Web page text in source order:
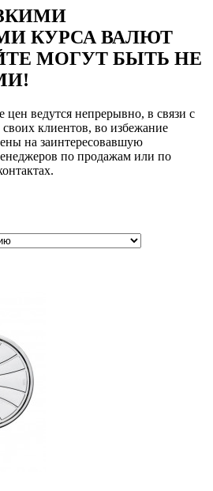
КУРСА ВАЛЮТ
МОГУТ БЫТЬ НЕ
цен ведутся непрерывно, в связи с
клиентов, во избежание
на заинтересовавшую
по продажам или по